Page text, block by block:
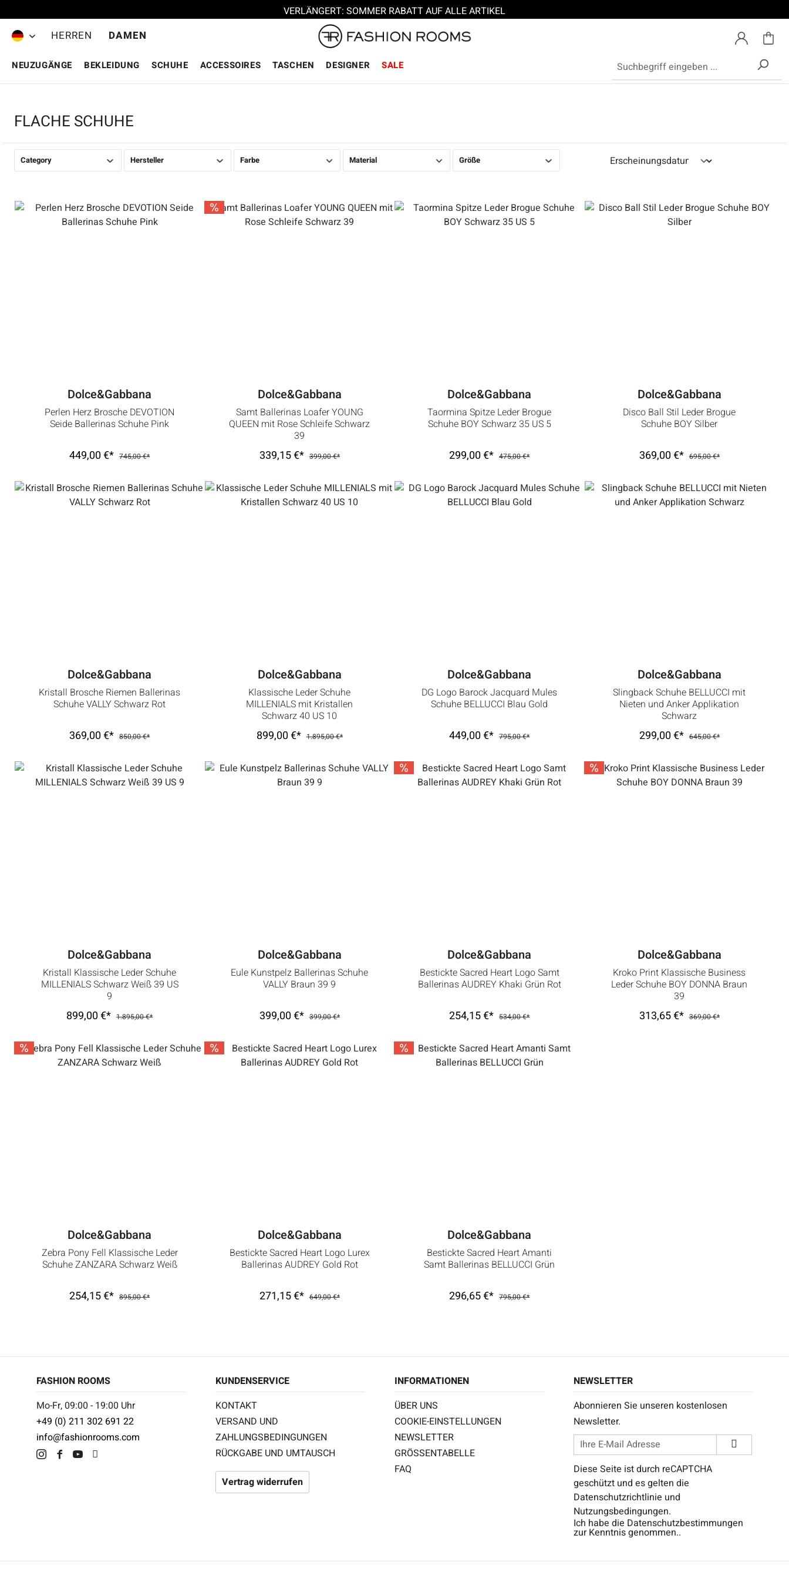
VERLÄNGERT: SOMMER RABATT AUF ALLE ARTIKEL
HERREN DAMEN
NEUZUGÄNGE BEKLEIDUNG SCHUHE ACCESSOIRES TASCHEN DESIGNER SALE
FLACHE SCHUHE
Category Hersteller Farbe Material Größe
Dolce&Gabbana
Perlen Herz Brosche DEVOTION
Seide Ballerinas Schuhe Pink
449,00 €* 745,00 €*
Dolce&Gabbana
Samt Ballerinas Loafer YOUNG
QUEEN mit Rose Schleife Schwarz
39
339,15 €* 399,00 €*
Dolce&Gabbana
Taormina Spitze Leder Brogue
Schuhe BOY Schwarz 35 US 5
299,00 €* 475,00 €*
Dolce&Gabbana
Disco Ball Stil Leder Brogue
Schuhe BOY Silber
369,00 €* 695,00 €*
Dolce&Gabbana
Kristall Brosche Riemen Ballerinas
Schuhe VALLY Schwarz Rot
369,00 €* 850,00 €*
Dolce&Gabbana
Klassische Leder Schuhe
MILLENIALS mit Kristallen
Schwarz 40 US 10
899,00 €* 1.895,00 €*
Dolce&Gabbana
DG Logo Barock Jacquard Mules
Schuhe BELLUCCI Blau Gold
449,00 €* 795,00 €*
Dolce&Gabbana
Slingback Schuhe BELLUCCI mit
Nieten und Anker Applikation
Schwarz
299,00 €* 645,00 €*
Dolce&Gabbana
Kristall Klassische Leder Schuhe
MILLENIALS Schwarz Weiß 39 US
9
899,00 €* 1.895,00 €*
Dolce&Gabbana
Eule Kunstpelz Ballerinas Schuhe
VALLY Braun 39 9
399,00 €* 399,00 €*
Dolce&Gabbana
Bestickte Sacred Heart Logo Samt
Ballerinas AUDREY Khaki Grün Rot
254,15 €* 534,00 €*
Dolce&Gabbana
Kroko Print Klassische Business
Leder Schuhe BOY DONNA Braun
39
313,65 €* 369,00 €*
Dolce&Gabbana
Zebra Pony Fell Klassische Leder
Schuhe ZANZARA Schwarz Weiß
254,15 €* 895,00 €*
Dolce&Gabbana
Bestickte Sacred Heart Logo Lurex
Ballerinas AUDREY Gold Rot
271,15 €* 649,00 €*
Dolce&Gabbana
Bestickte Sacred Heart Amanti
Samt Ballerinas BELLUCCI Grün
296,65 €* 795,00 €*
FASHION ROOMS
Mo-Fr, 09:00 - 19:00 Uhr
+49 (0) 211 302 691 22
info@fashionrooms.com
KUNDENSERVICE
KONTAKT
VERSAND UND
ZAHLUNGSBEDINGUNGEN
RÜCKGABE UND UMTAUSCH
Vertrag widerrufen
INFORMATIONEN
ÜBER UNS
COOKIE-EINSTELLUNGEN
NEWSLETTER
GRÖSSENTABELLE
FAQ
NEWSLETTER
Abonnieren Sie unseren kostenlosen
Newsletter.
Diese Seite ist durch reCAPTCHA
geschützt und es gelten die
Datenschutzrichtlinie und
Nutzungsbedingungen.
Ich habe die Datenschutzbestimmungen
zur Kenntnis genommen..